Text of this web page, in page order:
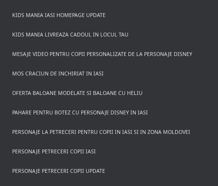
KIDS MANIA IASI HOMEPAGE UPDATE
KIDS MANIA LIVREAZA CADOUL IN LOCUL TAU
MESAJE VIDEO PENTRU COPII PERSONALIZATE DE LA PERSONAJE DISNEY
MOS CRACIUN DE INCHIRIAT IN IASI
OFERTA BALOANE MODELATE SI BALOANE CU HELIU
PAHARE PENTRU BOTEZ CU PERSONAJE DISNEY IN IASI
PERSONAJE LA PETRECERI PENTRU COPII IN IASI SI IN ZONA MOLDOVEI
PERSONAJE PETRECERI COPII IASI
PERSONAJE PETRECERI COPII UPDATE